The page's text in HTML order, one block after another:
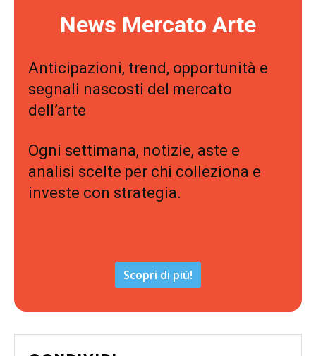
News Mercato Arte
Anticipazioni, trend, opportunità e
segnali nascosti del mercato
dell’arte
Ogni settimana, notizie, aste e
analisi scelte per chi colleziona e
investe con strategia.
Scopri di più!